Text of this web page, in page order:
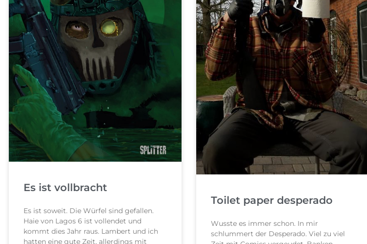
Es ist vollbracht
Es ist soweit. Die Würfel sind gefallen.
Haie von Lagos 6 ist vollendet und
kommt dies Jahr raus. Lambert und ich
hatten eine gute Zeit, allerdings mit
Toilet paper desperado
Wusste es immer schon. In mir
schlummert der Desperado. Viel zu viel